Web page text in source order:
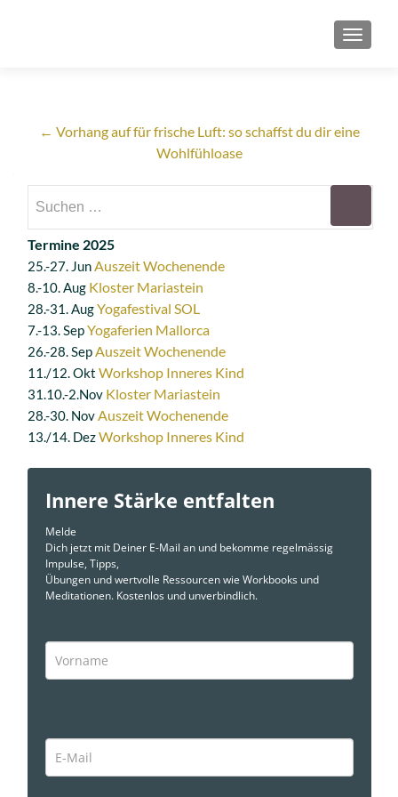
← Vorhang auf für frische Luft: so schaffst du dir eine
Wohlfühloase
Termine 2025
25.-27. JunAuszeit Wochenende
8.-10. Aug Kloster Mariastein
28.-31. AugYogafestival SOL
7.-13. SepYogaferien Mallorca
26.-28. SepAuszeit Wochenende
11./12. Okt Workshop Inneres Kind
31.10.-2.Nov Kloster Mariastein
28.-30. NovAuszeit Wochenende
13./14. DezWorkshop Inneres Kind
Innere Stärke entfalten
Melde
Dich jetzt mit Deiner E-Mail an und bekomme regelmässig
Impulse, Tipps,
Übungen und wertvolle Ressourcen wie Workbooks und
Meditationen. Kostenlos und unverbindlich.